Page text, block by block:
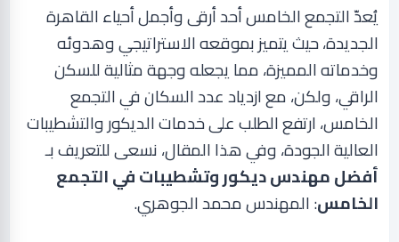
يُعدّ التجمع الخامس أحد أرقى وأجمل أحياء القاهرة
الجديدة، حيث يتميز بموقعه الاستراتيجي وهدوئه
وخدماته المميزة، مما يجعله وجهة مثالية للسكن
الراقي،ولكن، مع ازدياد عدد السكان في التجمع
الخامس، ارتفع الطلب على خدمات الديكور والتشطيبات
العالية الجودة،وفي هذا المقال، نسعى للتعريف بـ
أفضل مهندس ديكور وتشطيبات في التجمع
الخامس: المهندس محمد الجوهري.